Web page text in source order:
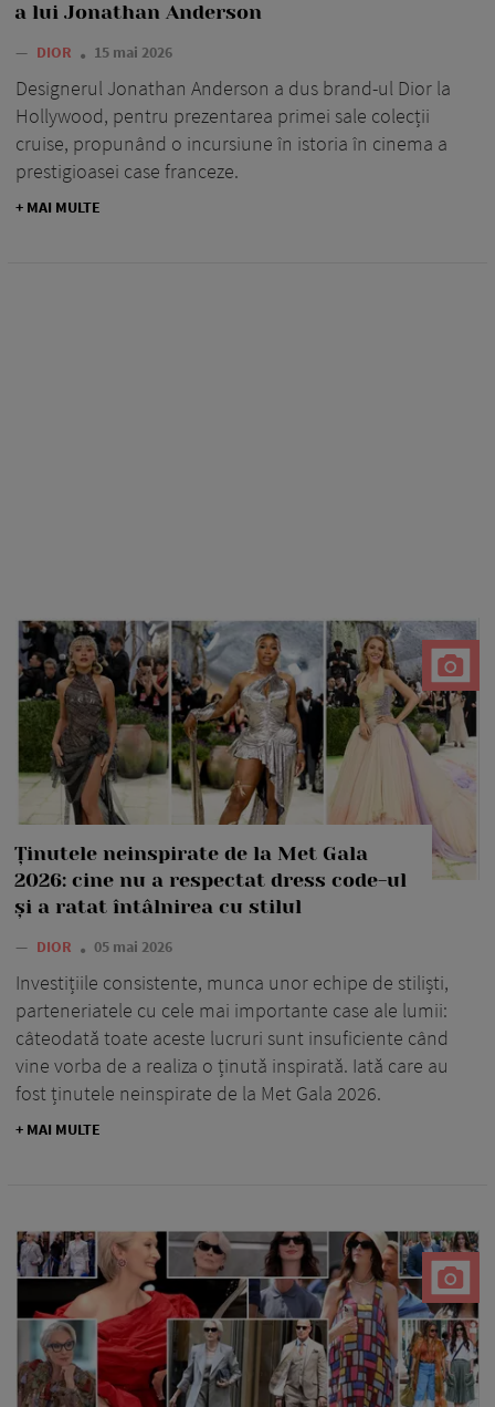
a lui Jonathan Anderson
— DIOR 15 mai 2026
Designerul Jonathan Anderson a dus brand-ul Dior la
Hollywood, pentru prezentarea primei sale colecții
cruise, propunând o incursiune în istoria în cinema a
prestigioasei case franceze.
+ MAI MULTE
Ținutele neinspirate de la Met Gala
2026: cine nu a respectat dress code-ul
și a ratat întâlnirea cu stilul
— DIOR 05 mai 2026
Investițiile consistente, munca unor echipe de stiliști,
parteneriatele cu cele mai importante case ale lumii:
câteodată toate aceste lucruri sunt insuficiente când
vine vorba de a realiza o ținută inspirată. Iată care au
fost ținutele neinspirate de la Met Gala 2026.
+ MAI MULTE